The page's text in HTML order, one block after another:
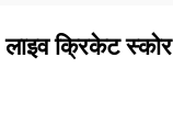
लाइव क्रिकेट स्कोर